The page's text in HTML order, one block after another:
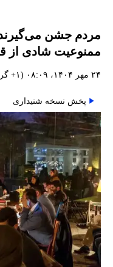
مردم جشن
ممنوعیت شادی از
۲۴ مهر ۱۴۰۴، ۰۸:۰۹ (‎+۱ گرینویچ)
پخش نسخه شنیداری